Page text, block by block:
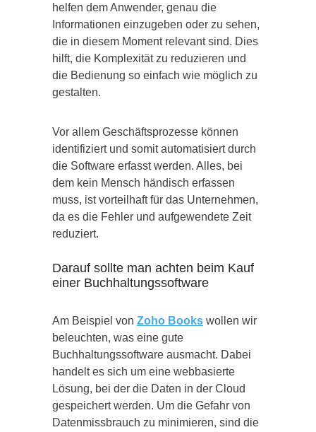
helfen dem Anwender, genau die
Informationen einzugeben oder zu sehen,
die in diesem Moment relevant sind. Dies
hilft, die Komplexität zu reduzieren und
die Bedienung so einfach wie möglich zu
gestalten.
Vor allem Geschäftsprozesse können
identifiziert und somit automatisiert durch
die Software erfasst werden. Alles, bei
dem kein Mensch händisch erfassen
muss, ist vorteilhaft für das Unternehmen,
da es die Fehler und aufgewendete Zeit
reduziert.
Darauf sollte man achten beim Kauf
einer Buchhaltungssoftware
Am Beispiel von Zoho Books wollen wir
beleuchten, was eine gute
Buchhaltungssoftware ausmacht. Dabei
handelt es sich um eine webbasierte
Lösung, bei der die Daten in der Cloud
gespeichert werden. Um die Gefahr von
Datenmissbrauch zu minimieren, sind die